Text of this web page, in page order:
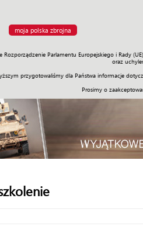
moja polska zbrojna
Rozporządzenie Parlamentu Europejskiego i Rady
oraz
przygotowaliśmy dla Państwa informacje
Prosimy o
Misje Polityka Prawo Świat